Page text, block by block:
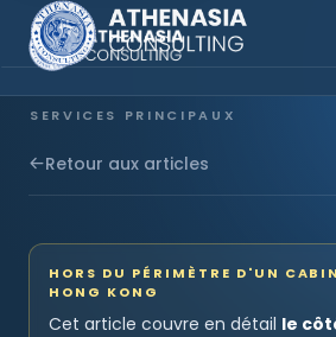
SERVICES PRINCIPAUX
Constitution de société
Retour aux articles
HORS DU PÉRIMÈTRE D'UN
HONG KONG
Cet article couvre en détail le